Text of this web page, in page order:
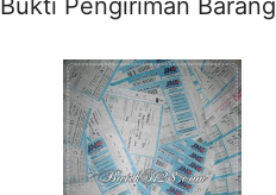
Bukti Pengiriman Barang